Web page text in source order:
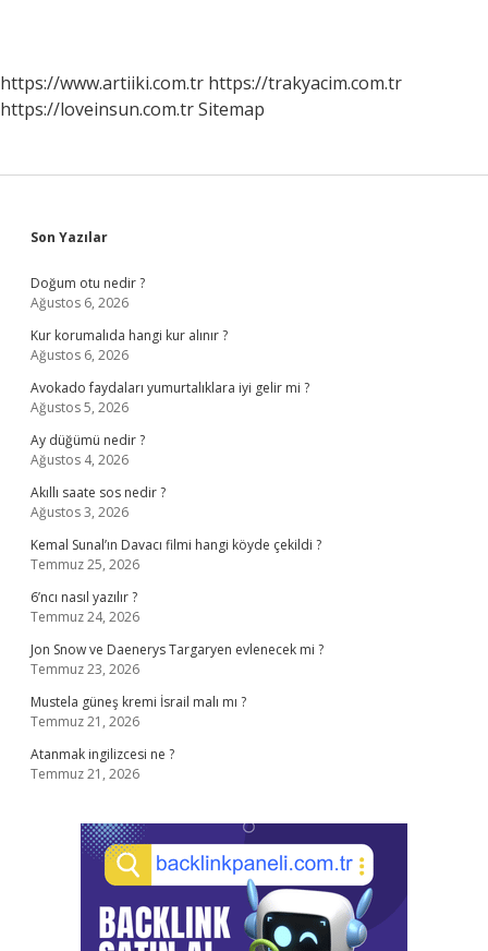
https://www.artiiki.com.tr https://trakyacim.com.tr
https://loveinsun.com.trSitemap
Sidebar
Son Yazılar
Doğum otu nedir ?
Ağustos 6, 2026
Kur korumalıda hangi kur alınır ?
Ağustos 6, 2026
Avokado faydaları yumurtalıklara iyi gelir mi ?
Ağustos 5, 2026
Ay düğümü nedir ?
Ağustos 4, 2026
Akıllı saate sos nedir ?
Ağustos 3, 2026
Kemal Sunal’ın Davacı filmi hangi köyde çekildi ?
Temmuz 25, 2026
6’ncı nasıl yazılır ?
Temmuz 24, 2026
Jon Snow ve Daenerys Targaryen evlenecek mi ?
Temmuz 23, 2026
Mustela güneş kremi İsrail malı mı ?
Temmuz 21, 2026
Atanmak ingilizcesi ne ?
Temmuz 21, 2026